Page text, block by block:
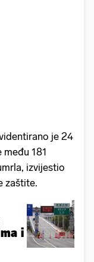
je 24
181
izvijestio
zaštite.
i